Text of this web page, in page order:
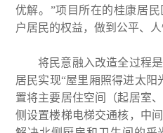
优解。”项目所在的桂康居
户居民的权益，做到公平、
将民意融入改造全过程是
居民实现“屋里厢照得进太阳
置将主要居住空间（起居室
侧设置楼梯电梯交通核，中